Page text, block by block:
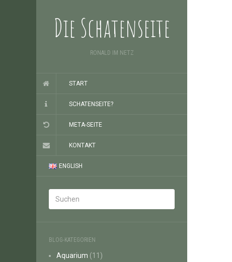
Die Schatenseite
RONALD IM NETZ
START
SCHATENSEITE?
META-SEITE
KONTAKT
ENGLISH
BLOG-KATEGORIEN
Aquarium (11)